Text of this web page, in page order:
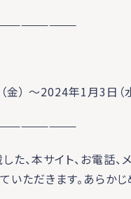
） ～2024年1月3日（
た、本サイト、お電話
いただきます。あらかじ